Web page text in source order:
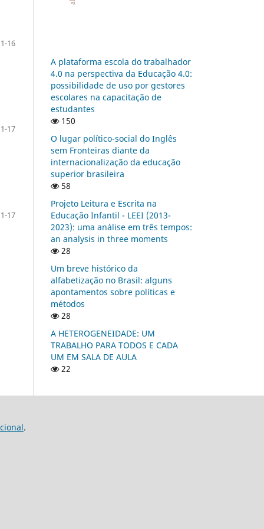
1-16
1-17
1-17
A plataforma escola do trabalhador
4.0 na perspectiva da Educação 4.0:
possibilidade de uso por gestores
escolares na capacitação de
estudantes
150
O lugar político-social do Inglês
sem Fronteiras diante da
internacionalização da educação
superior brasileira
58
Projeto Leitura e Escrita na
Educação Infantil - LEEI (2013-
2023): uma análise em três tempos:
an analysis in three moments
28
Um breve histórico da
alfabetização no Brasil: alguns
apontamentos sobre políticas e
métodos
28
A HETEROGENEIDADE: UM
TRABALHO PARA TODOS E CADA
UM EM SALA DE AULA
22
.